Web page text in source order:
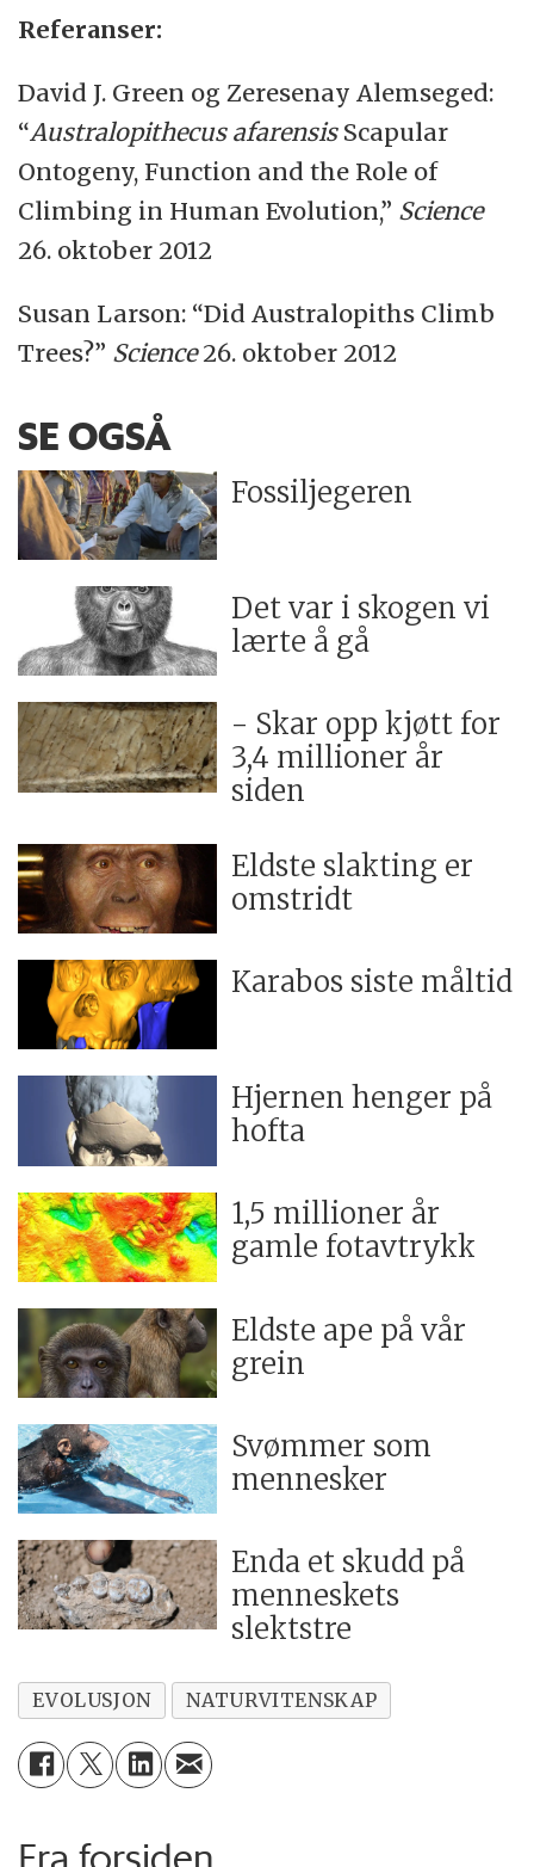
Referanser:
David J. Green og Zeresenay Alemseged:
“Australopithecus afarensisScapular
Ontogeny, Function and the Role of
Climbing in Human Evolution,” Science
26. oktober 2012
Susan Larson: “Did Australopiths Climb
Trees?” Science26. oktober 2012
SE OGSÅ
Fossiljegeren
Det var i skogen vi
lærte å gå
- Skar opp kjøtt for
3,4 millioner år
siden
Eldste slakting er
omstridt
Karabos siste måltid
Hjernen henger på
hofta
1,5 millioner år
gamle fotavtrykk
Eldste ape på vår
grein
Svømmer som
mennesker
Enda et skudd på
menneskets
slektstre
EVOLUSJON NATURVITENSKAP